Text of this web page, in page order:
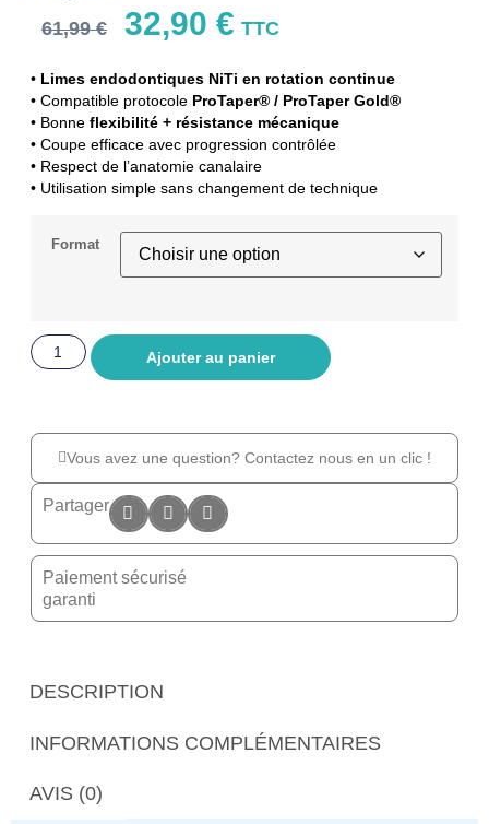
61,99€ 32,90 € TTC
• Limes endodontiques NiTi en rotation continue
• Compatible protocole ProTaper® / ProTaper Gold®
• Bonne flexibilité + résistance mécanique
• Coupe efficace avec progression contrôlée
• Respect de l’anatomie canalaire
• Utilisation simple sans changement de technique
Format
Ajouter au panier
Vous avez une question? Contactez nous en un clic !
Partager
Paiement sécurisé
garanti
DESCRIPTION
INFORMATIONS COMPLÉMENTAIRES
AVIS (0)